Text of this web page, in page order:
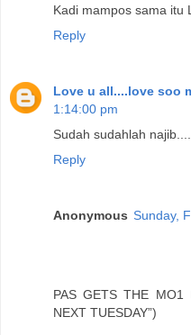
Kadi mampos sama itu
Reply
Love u all....love soo
1:14:00 pm
Sudah sudahlah najib....
Reply
Anonymous Sunday,
PAS GETS THE MO1
NEXT TUESDAY”)